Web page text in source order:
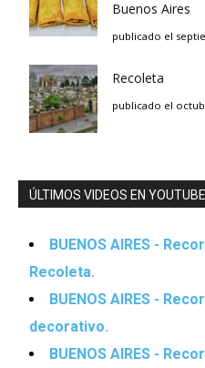
Buenos Aires
publicado el
Recoleta
publicado el
ÚLTIMOS VIDEOS EN YOUTUBE
BUENOS AIRES -
Recoleta.
BUENOS AIRES -
decorativo.
BUENOS AIRES -